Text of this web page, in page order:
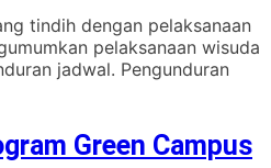
tindih dengan pelaksanaan
pelaksanaan wisuda
jadwal. Pengunduran
Green Campus